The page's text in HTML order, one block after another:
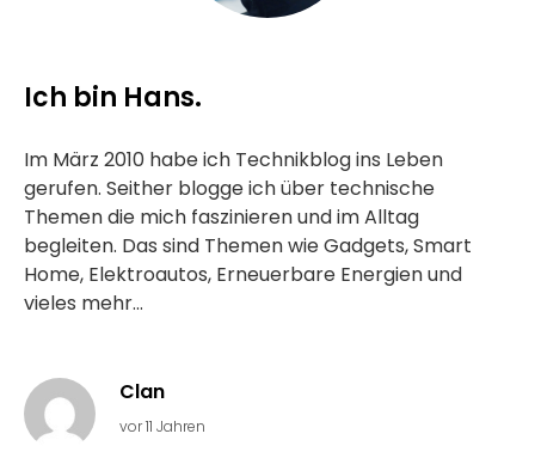
Ich bin Hans.
Im März 2010 habe ich Technikblog ins Leben
gerufen. Seither blogge ich über technische
Themen die mich faszinieren und im Alltag
begleiten. Das sind Themen wie Gadgets, Smart
Home, Elektroautos, Erneuerbare Energien und
vieles mehr...
Clan
vor 11 Jahren